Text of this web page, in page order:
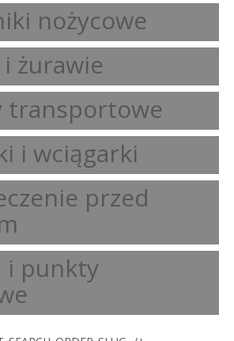
nożycowe
żurawie
transportowe
i wciągarki
przed
i punkty